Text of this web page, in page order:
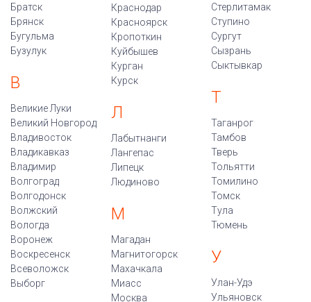
Братск
Брянск
Бугульма
Бузулук
В
Великие Луки
Великий Новгород
Владивосток
Владикавказ
Владимир
Волгоград
Волгодонск
Волжский
Вологда
Воронеж
Воскресенск
Всеволожск
Выборг
Краснодар
Красноярск
Кропоткин
Куйбышев
Курган
Курск
Л
Лабытнанги
Лангепас
Липецк
Людиново
М
Магадан
Магнитогорск
Махачкала
Миасс
Москва
Стерлитамак
Ступино
Сургут
Сызрань
Сыктывкар
Т
Таганрог
Тамбов
Тверь
Тольятти
Томилино
Томск
Тула
Тюмень
У
Улан-Удэ
Ульяновск